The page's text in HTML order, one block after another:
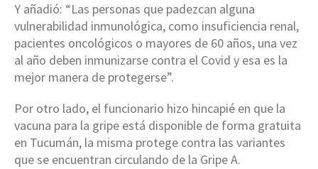
Y añadió: “Las personas que padezcan alguna
vulnerabilidad inmunológica, como insuficiencia renal,
pacientes oncológicos o mayores de 60 años, una vez
al año deben inmunizarse contra el Covid y esa es la
mejor manera de protegerse”.
Por otro lado, el funcionario hizo hincapié en que la
vacuna para la gripe está disponible de forma gratuita
en Tucumán, la misma protege contra las variantes
que se encuentran circulando de la Gripe A.